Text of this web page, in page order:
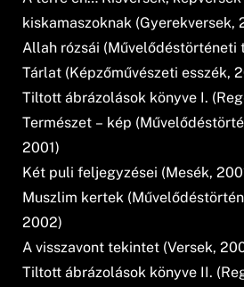
kiskamaszoknak (Gyerekversek,
Allah rózsái (Művelődéstörténeti
Tárlat (Képzőművészeti esszék,
Tiltott ábrázolások könyve I.
Természet – kép
2001)
Két puli feljegyzései (Mesék,
Muszlim kertek
2002)
A visszavont tekintet (Versek,
Tiltott ábrázolások könyve II.